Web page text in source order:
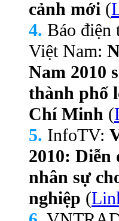
cảnh mới (
4. Báo điện
Việt Nam:
Nam 2010
thành phố
Chí Minh (
5. InfoTV:
2010: Diễn
nhân sự
nghiệp (